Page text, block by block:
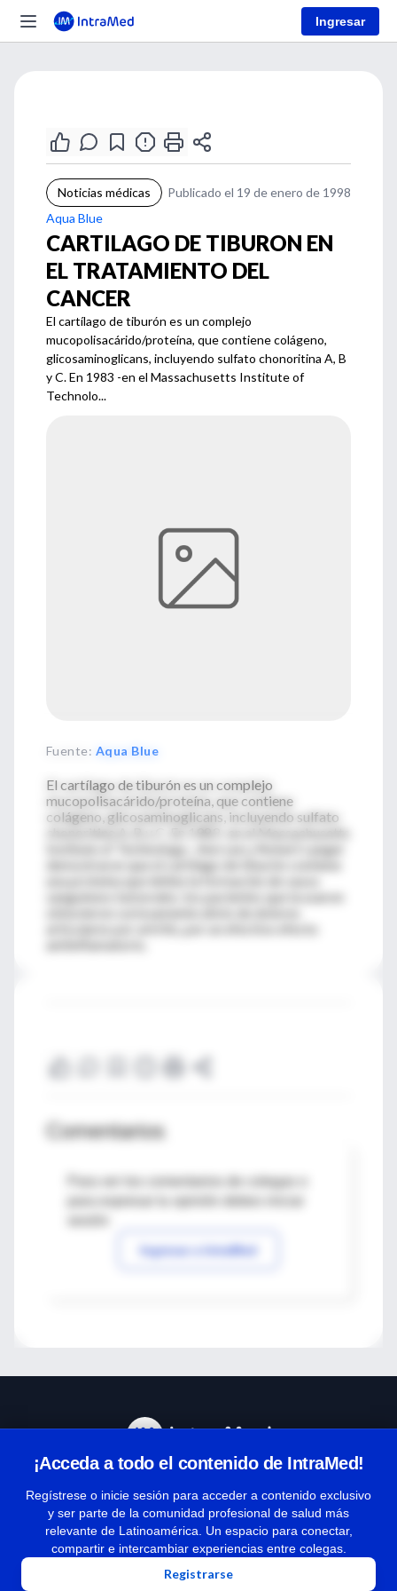
Ingresar
Noticias médicas
Publicado el 19 de enero de 1998
Aqua Blue
CARTILAGO DE TIBURON EN
EL TRATAMIENTO DEL
CANCER
El cartílago de tiburón es un complejo
mucopolisacárido/proteína, que contiene colágeno,
glicosaminoglicans, incluyendo sulfato chonoritina A, B
y C. En 1983 -en el Massachusetts Institute of
Technolo...
Fuente: Aqua Blue
El cartílago de tiburón es un complejo
mucopolisacárido/proteína, que contiene
colágeno, glicosaminoglicans, incluyendo sulfato
Institute of Technology-, Ann Lee y Robert Langer
demostraron que el cartílago de tiburón contiene
sanguíneos tumorales; los pacientes que la usaron
articulares por artritis, por un efectivo efecto
Comentarios
Para ver los comentarios de colegas o
Ingresar a IntraMed
¡Acceda a todo el contenido de IntraMed!
Regístrese o inicie sesión para acceder a contenido exclusivo
y ser parte de la comunidad profesional de salud más
relevante de Latinoamérica. Un espacio para conectar,
compartir e intercambiar experiencias entre colegas.
Registrarse
Términos y condiciones
| Políticas de privacidad
| Todos los derechos reservados | Copyright 1997-2026